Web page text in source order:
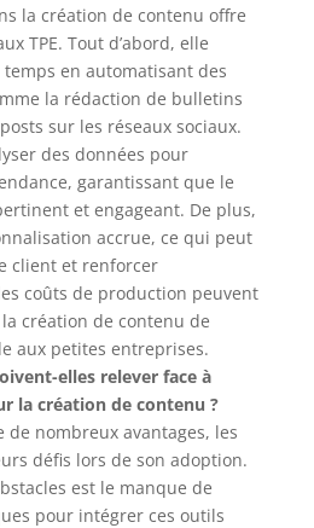
la création de contenu offre
TPE. Tout d’abord, elle
en automatisant des
la rédaction de bulletins
sur les réseaux sociaux.
des données pour
garantissant que le
et engageant. De plus,
accrue, ce qui peut
client et renforcer
coûts de production peuvent
création de contenu de
aux petites entreprises.
elles relever face à
la création de contenu ?
de nombreux avantages, les
défis lors de son adoption.
est le manque de
pour intégrer ces outils